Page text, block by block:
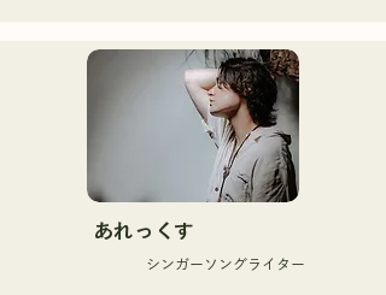
嗓音，傳遞著直白而有力的
信息，輕輕觸動著聽眾的心
她們於2025年1月23日發行
首支單曲《Zatsuni
Tamede》，正式出道。
あれっくす
シンガーソングライター